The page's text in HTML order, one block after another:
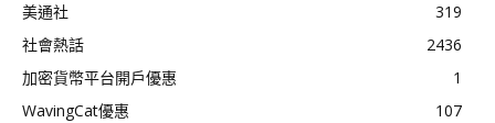
美通社
319
社會熱話
2436
加密貨幣平台開戶優惠
1
WavingCat優惠
107